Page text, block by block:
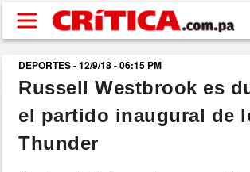
Pasar al contenido principal
buscar
SUCESOS
DEPORTES - 12/9/18 - 06:15 PM
Russell Westbrook es
el partido inaugural de
Thunder